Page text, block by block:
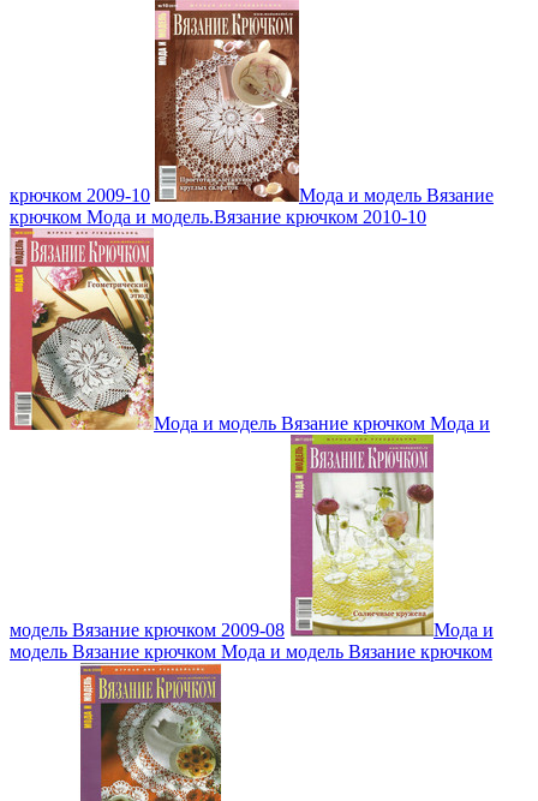
крючком 2009-10
Мода и модель Вязание
крючком Мода и модель.Вязание крючком 2010-10
Мода и модель Вязание крючком Мода и
модель Вязание крючком 2009-08
Мода и
модель Вязание крючком Мода и модель Вязание крючком